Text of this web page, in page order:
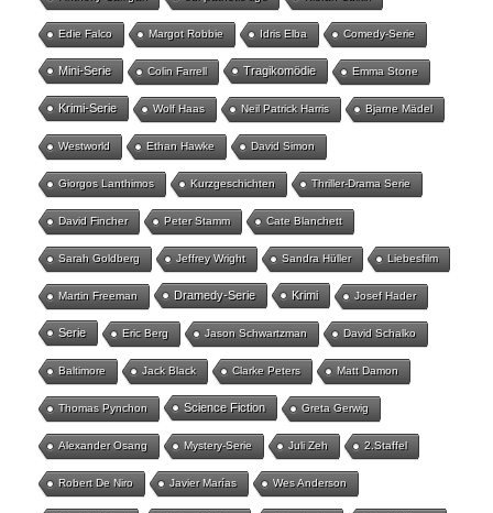
Edie Falco Margot Robbie Idris Elba Comedy-Serie
Mini-Serie Colin Farrell Tragikomödie Emma Stone
Krimi-Serie Wolf Haas Neil Patrick Harris Bjarne Mädel
Westworld Ethan Hawke David Simon
Giorgos Lanthimos Kurzgeschichten Thriller-Drama Serie
David Fincher Peter Stamm Cate Blanchett
Sarah Goldberg Jeffrey Wright Sandra Hüller Liebesfilm
Martin Freeman Dramedy-Serie Krimi Josef Hader
Serie Eric Berg Jason Schwartzman David Schalko
Baltimore Jack Black Clarke Peters Matt Damon
Thomas Pynchon Science Fiction Greta Gerwig
Alexander Osang Mystery-Serie Juli Zeh 2.Staffel
Robert De Niro Javier Marías Wes Anderson